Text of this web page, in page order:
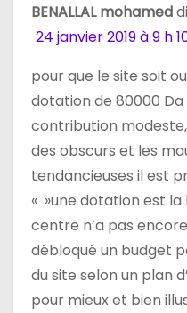
BENALLAL mohamed
24 janvier 2019 à 9 h
pour que le site soit
dotation de 80000
contribution
des obscurs et les
tendancieuses il est
« »une dotation est la
centre n’a pas
débloqué un budget
du site selon un plan
pour mieux et bien